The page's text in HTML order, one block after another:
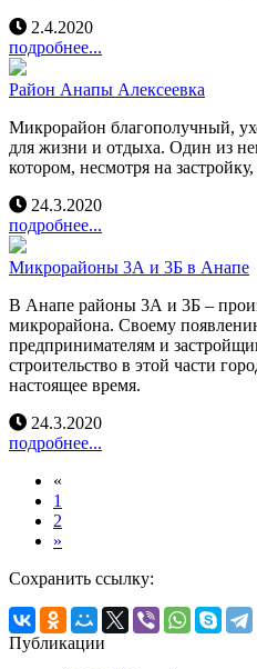
2.4.2020
подробнее...
Район Анапы Алексеевка
Микрорайон благополучный,
для жизни и отдыха. Один из
котором, несмотря на
24.3.2020
подробнее...
Микрорайоны 3А и 3Б в Анапе
В Анапе районы 3А и 3Б –
микрорайона. Своему
предпринимателям и
строительство в этой части
настоящее время.
24.3.2020
подробнее...
«
1
2
»
Сохранить ссылку:
Публикации